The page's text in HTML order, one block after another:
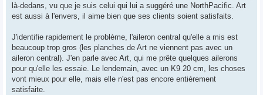
là-dedans, vu que je suis celui qui lui a suggéré une NorthPacific. Art
est aussi à l'envers, il aime bien que ses clients soient satisfaits.
J'identifie rapidement le problème, l'aileron central qu'elle a mis est
beaucoup trop gros (les planches de Art ne viennent pas avec un
aileron central). J'en parle avec Art, qui me prête quelques ailerons
pour qu'elle les essaie. Le lendemain, avec un K9 20 cm, les choses
vont mieux pour elle, mais elle n'est pas encore entièrement
satisfaite.